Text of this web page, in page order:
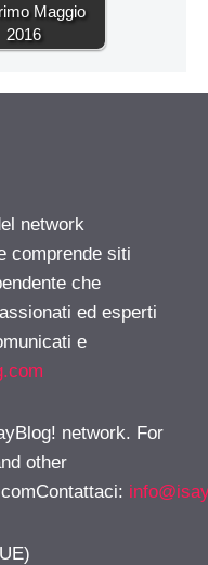
Maggio
2016
network
comprende siti
che
ed esperti
e
network. For
other
: